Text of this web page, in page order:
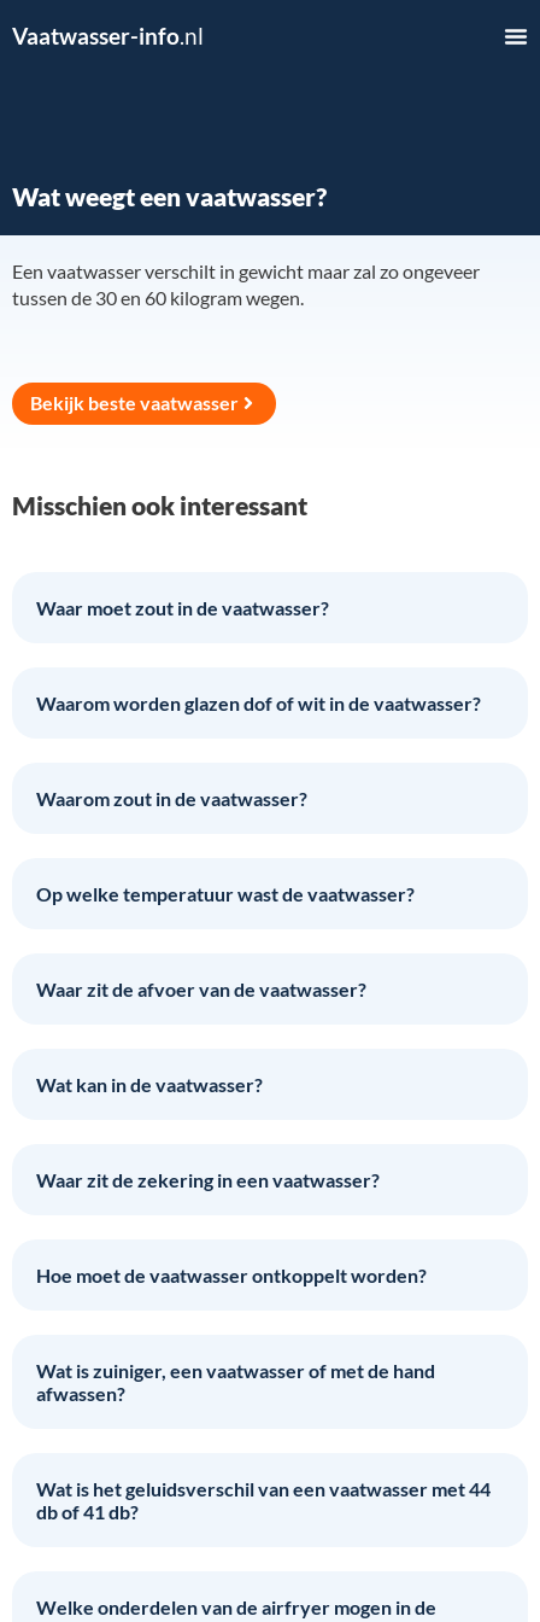
Vaatwasser-info.nl
Wat weegt een vaatwasser?
Een vaatwasser verschilt in gewicht maar zal zo ongeveer
tussen de 30 en 60 kilogram wegen.
Bekijk beste vaatwasser
Misschien ook interessant
Waar moet zout in de vaatwasser?
Waarom worden glazen dof of wit in de vaatwasser?
Waarom zout in de vaatwasser?
Op welke temperatuur wast de vaatwasser?
Waar zit de afvoer van de vaatwasser?
Wat kan in de vaatwasser?
Waar zit de zekering in een vaatwasser?
Hoe moet de vaatwasser ontkoppelt worden?
Wat is zuiniger, een vaatwasser of met de hand
afwassen?
Wat is het geluidsverschil van een vaatwasser met 44
db of 41 db?
Welke onderdelen van de airfryer mogen in de